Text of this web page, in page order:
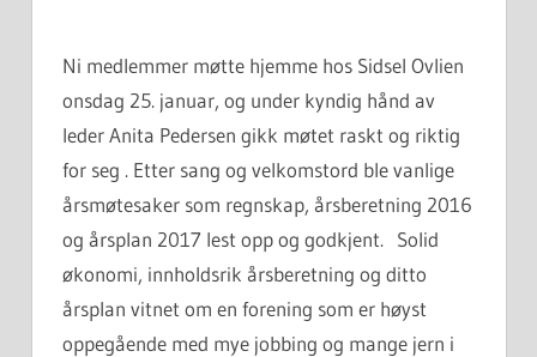
Ni medlemmer møtte hjemme hos Sidsel Ovlien
onsdag 25. januar, og under kyndig hånd av
leder Anita Pedersen gikk møtet raskt og riktig
for seg . Etter sang og velkomstord ble vanlige
årsmøtesaker som regnskap, årsberetning 2016
og årsplan 2017 lest opp og godkjent. Solid
økonomi, innholdsrik årsberetning og ditto
årsplan vitnet om en forening som er høyst
oppegående med mye jobbing og mange jern i